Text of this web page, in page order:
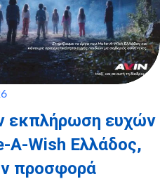
εκπλήρωση ευχών
A-Wish Ελλάδος,
προσφορά